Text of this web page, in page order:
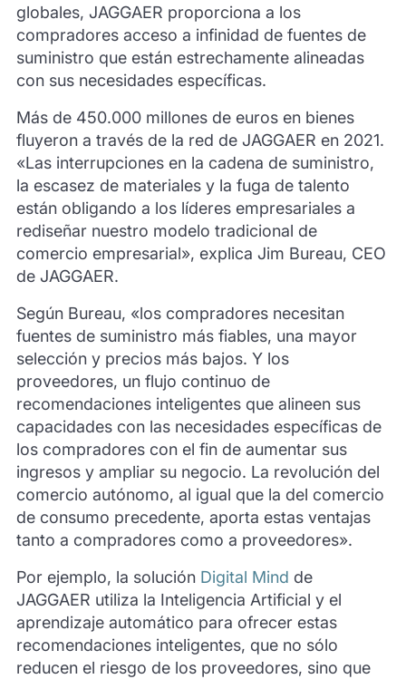
globales, JAGGAER proporciona a los
compradores acceso a infinidad de fuentes de
suministro que están estrechamente alineadas
con sus necesidades específicas.
Más de 450.000 millones de euros en bienes
fluyeron a través de la red de JAGGAER en 2021.
«Las interrupciones en la cadena de suministro,
la escasez de materiales y la fuga de talento
están obligando a los líderes empresariales a
rediseñar nuestro modelo tradicional de
comercio empresarial», explica Jim Bureau, CEO
de JAGGAER.
Según Bureau, «los compradores necesitan
fuentes de suministro más fiables, una mayor
selección y precios más bajos. Y los
proveedores, un flujo continuo de
recomendaciones inteligentes que alineen sus
capacidades con las necesidades específicas de
los compradores con el fin de aumentar sus
ingresos y ampliar su negocio. La revolución del
comercio autónomo, al igual que la del comercio
de consumo precedente, aporta estas ventajas
tanto a compradores como a proveedores».
Por ejemplo, la solución Digital Mind de
JAGGAER utiliza la Inteligencia Artificial y el
aprendizaje automático para ofrecer estas
recomendaciones inteligentes, que no sólo
reducen el riesgo de los proveedores, sino que